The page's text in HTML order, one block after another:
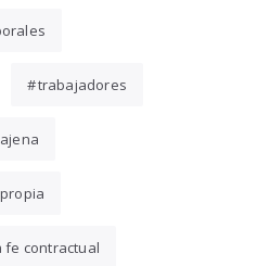
trabajadores
fe contractual